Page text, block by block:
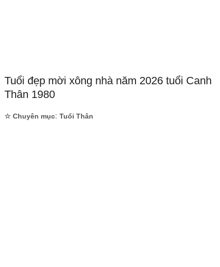
Tuổi đẹp mời xông nhà năm 2026 tuổi Canh
Thân 1980
☆ Chuyên mục: Tuổi Thân